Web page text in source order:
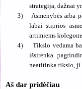
strategija, dažnai
3)
Asmenybės arba
labai stiprios
artimiems
4)
Tikslo vedama
išsirenka
neatitinka tikslo, ji
Aš dar pridėčiau